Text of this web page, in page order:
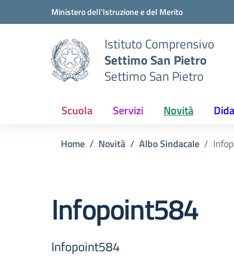
Vai ai contenuti
Vai al menu di navigazioneMinistero dell'Istruzione e del Merito
Istituto Comprensivo
Settimo San Pietro
Settimo San Pietro
Scuola Servizi Novità
Home Novità Albo Sindacale
Infopoint584
Infopoint584